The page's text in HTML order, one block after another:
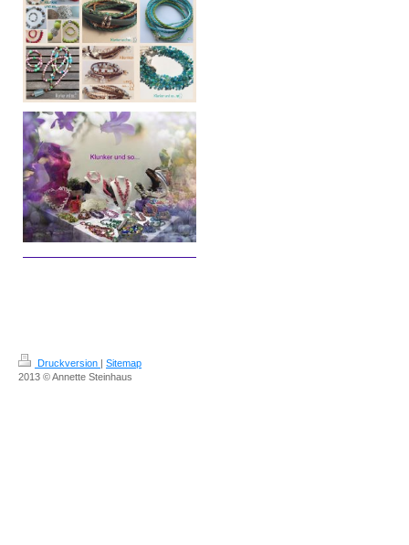
Druckversion | Sitemap
2013 © Annette Steinhaus